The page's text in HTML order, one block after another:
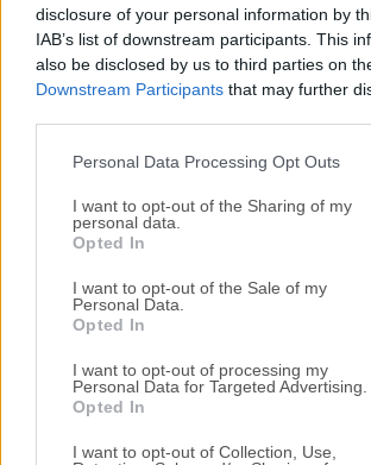
disclosure of your personal information by
IAB’s list of downstream participants. This
also be disclosed by us to third parties on
Downstream Participants that may further
Personal Data Processing Opt Outs
I want to opt-out of the Sharing of my
personal data.
Opted In
I want to opt-out of the Sale of my
Personal Data.
Opted In
I want to opt-out of processing my
Personal Data for Targeted Advertising.
Opted In
I want to opt-out of Collection, Use,
Si tienes alguna pregunta o idea que
con nosotros, dirígete a nuestrapágina
háznoslo saber. ¡Valoramos tu opinión!